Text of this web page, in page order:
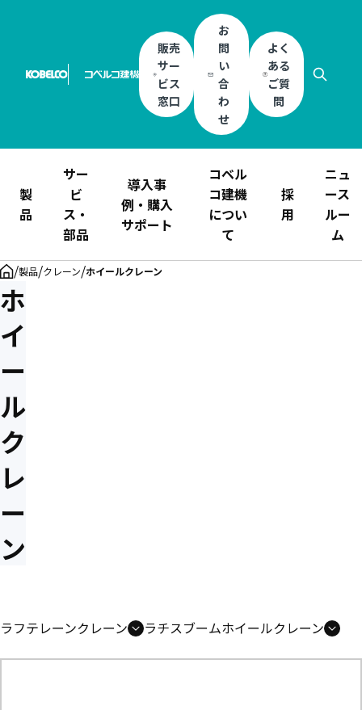
販売
サー
ビス
窓口
お
問
い
合
わ
せ
よく
ある
ご質
問
製
品
サー
ビ
ス・
部品
導入事
例・購入
サポート
コベル
コ建機
につい
て
採
用
ニュ
ース
ルー
ム
/製品/クレーン/ホイールクレーン
ホ
イ
ー
ル
ク
レ
ー
ン
ラフテレーンクレーン ラチスブームホイールクレーン